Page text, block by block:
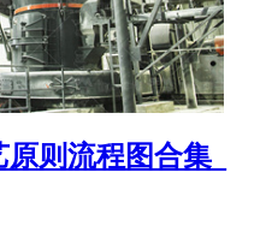
则流程图合集_